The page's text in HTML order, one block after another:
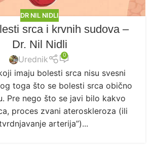
DR NIL NIDLI
srca i krvnih sudova –
Dr. Nil Nidli
Urednik 0
imaju bolesti srca nisu svesni
toga što se bolesti srca obično
Pre nego što se javi bilo kakvo
proces zvani ateroskleroza (ili
arterija”)...